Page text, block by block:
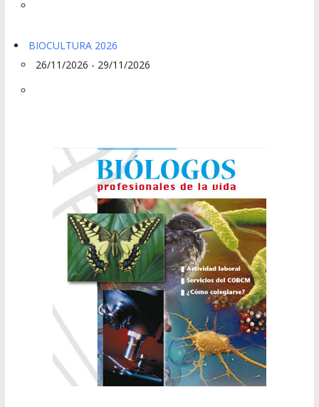
BIOCULTURA 2026
26/11/2026 - 29/11/2026